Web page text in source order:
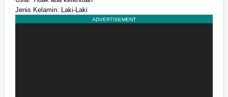
Jenis Kelamin: Laki-Laki